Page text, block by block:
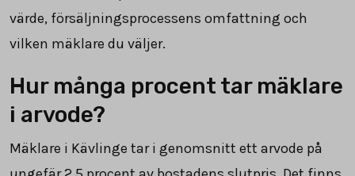
värde, försäljningsprocessens omfattning och
vilken mäklare du väljer.
Hur många procent tar mäklare
i arvode?
Mäklare i Kävlinge tar i genomsnitt ett arvode på